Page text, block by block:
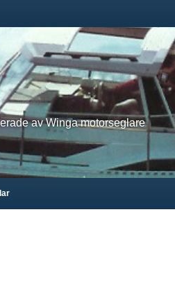
av Winga motorseglare